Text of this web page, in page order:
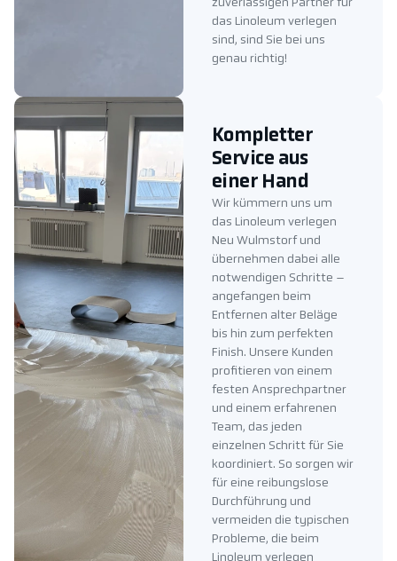
zuverlässigen Partner für
das Linoleum verlegen
sind, sind Sie bei uns
genau richtig!
Kompletter
Service aus
einer Hand
Wir kümmern uns um
das Linoleum verlegen
Neu Wulmstorf und
übernehmen dabei alle
notwendigen Schritte –
angefangen beim
Entfernen alter Beläge
bis hin zum perfekten
Finish. Unsere Kunden
profitieren von einem
festen Ansprechpartner
und einem erfahrenen
Team, das jeden
einzelnen Schritt für Sie
koordiniert. So sorgen wir
für eine reibungslose
Durchführung und
vermeiden die typischen
Probleme, die beim
Linoleum verlegen